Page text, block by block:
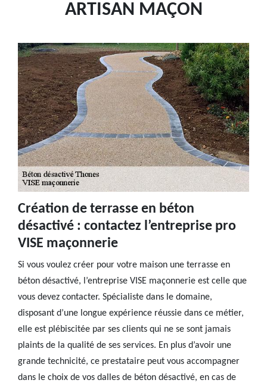
ARTISAN MAÇON
Création de terrasse en béton
désactivé : contactez l’entreprise pro
VISE maçonnerie
Si vous voulez créer pour votre maison une terrasse en
béton désactivé, l’entreprise VISE maçonnerie est celle que
vous devez contacter. Spécialiste dans le domaine,
disposant d’une longue expérience réussie dans ce métier,
elle est plébiscitée par ses clients qui ne se sont jamais
plaints de la qualité de ses services. En plus d’avoir une
grande technicité, ce prestataire peut vous accompagner
dans le choix de vos dalles de béton désactivé, en cas de